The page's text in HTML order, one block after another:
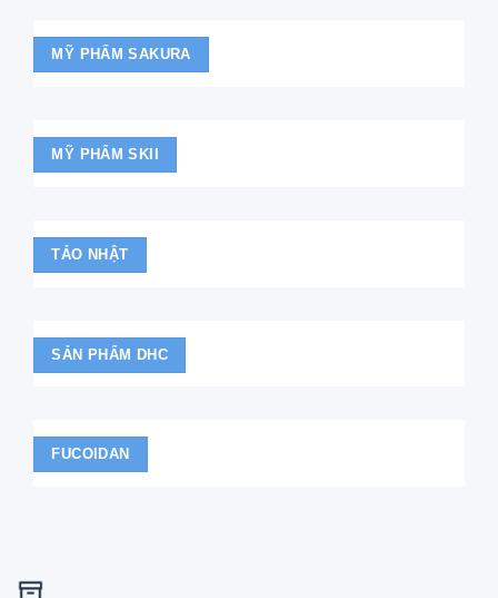
MỸ PHẨM SAKURA
MỸ PHẨM SKII
TẢO NHẬT
SẢN PHẨM DHC
FUCOIDAN